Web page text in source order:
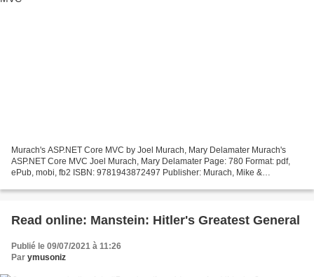
Murach's ASP.NET Core MVC by Joel Murach, Mary Delamater Murach's
ASP.NET Core MVC Joel Murach, Mary Delamater Page: 780 Format: pdf,
ePub, mobi, fb2 ISBN: 9781943872497 Publisher: Murach, Mike &
Read online: Manstein: Hitler's Greatest General
Publié le 09/07/2021 à 11:26
Par ymusoniz